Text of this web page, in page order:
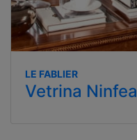
LE FABLIER
Vetrina Ninfea